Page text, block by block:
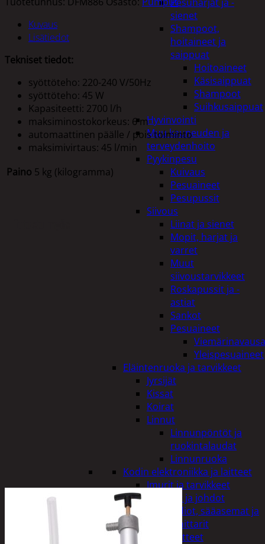
sienet
Shampoot,
hoitaineet ja
saippuat
Hoitoaineet
Käsisaippuat
Shampoot
Suihkusaippuat
Hyvinvointi
Muu kauneuden ja
terveydenhoito
Pyykinpesu
Kuivaus
Pesuaineet
Pesupussit
Siivous
Liinat ja sienet
Mopit, harjat ja
varret
Muut
siivoustarvikkeet
Roskapussit ja -
astiat
Sankot
Pesuaineet
Yleispesuaineet
Eläintenruoka ja tarvikkeet
Jyrsijät
Kissat
Koirat
Linnut
Linnunpöntöt ja
ruokintalaudat
Linnunruoka
Kodin elektroniikka ja laitteet
Imurit ja tarvikkeet
Kaapelit ja johdot
Kelloradiot, sääasemat ja
lämpömittarit
Oheislaitteet
Kuvaus
Lisätiedot
Tekniset tiedot:
syöttöteho: 220-240 V/50Hz
syöttöteho: 45 W
Kapasiteetti: 2700 l/h
maksiminostokorkeus: 6 m
automaattinen päälle / pois toiminto
maksimivirtaus: 45 l/min
Paino 5 kg (kilogramma)